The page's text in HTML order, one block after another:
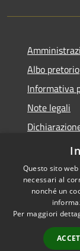
Albo pretorio
Informativa
Note legali
Piano di
Accessibilità
Questo sito
necessari al
nonché un
Per maggiori